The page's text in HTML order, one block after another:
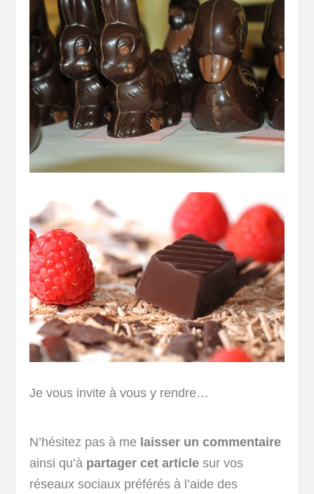
Je vous invite à vous y rendre…
N’hésitez pas à me laisser un commentaire
ainsi qu’à partager cet article sur vos
réseaux sociaux préférés à l’aide des